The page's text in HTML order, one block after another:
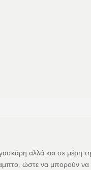
αλλά και σε μέρη
ώστε να μπορούν